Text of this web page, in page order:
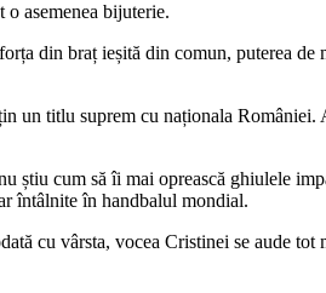
o asemenea bijuterie.
din braț ieșită din comun, puterea
un titlu suprem cu naționala
știu cum să îi mai oprească ghiulele
întâlnite în handbalul mondial.
cu vârsta, vocea Cristinei se aude